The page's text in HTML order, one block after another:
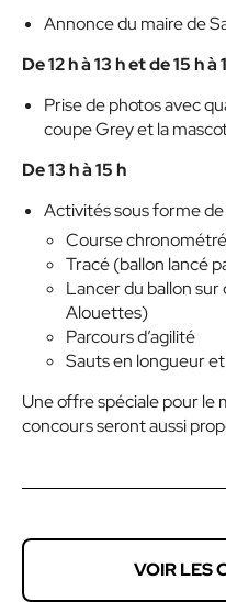
Annonce du maire de
De 12 h à 13 h et de 15 h à
Prise de photos avec
coupe Grey et la
De 13 h à 15 h
Activités sous forme de
Course
Tracé (ballon lancé
Lancer du ballon sur
Alouettes)
Parcours d’agilité
Sauts en longueur
Une offre spéciale pour le
concours seront aussi
VOIR LES